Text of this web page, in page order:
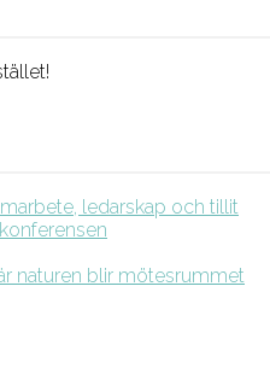
ledarskap och tillit
naturen blir mötesrummet